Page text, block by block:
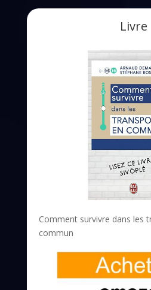
Livre
Comment survivre dans les
commun